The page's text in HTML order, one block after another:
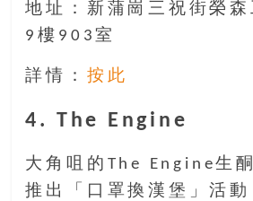
地址：新蒲崗三祝街榮森
9樓903室
詳情： 按此
4. The Engine
大角咀的The Engine生
推出「口罩換漢堡」活